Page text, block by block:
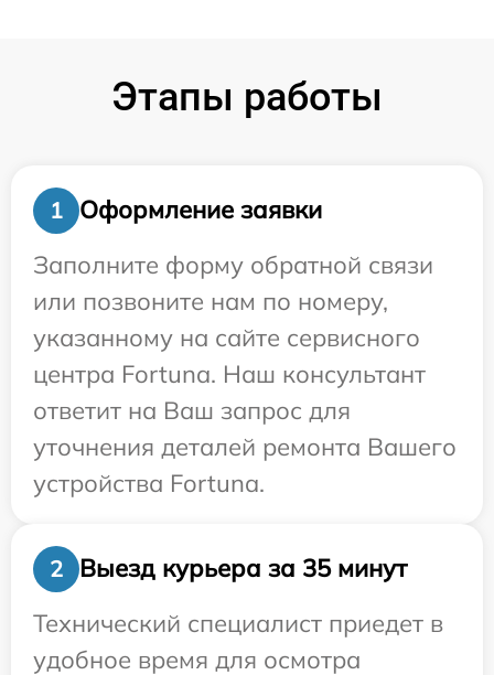
Этапы работы
1
Оформление заявки
Заполните форму обратной связи
или позвоните нам по номеру,
указанному на сайте сервисного
центра Fortuna. Наш консультант
ответит на Ваш запрос для
уточнения деталей ремонта Вашего
устройства Fortuna.
2
Выезд курьера за 35 минут
Технический специалист приедет в
удобное время для осмотра